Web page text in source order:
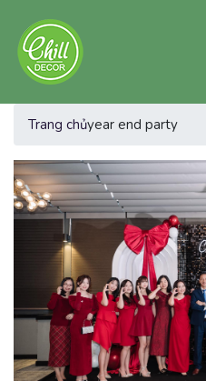
Trang chủyear end party